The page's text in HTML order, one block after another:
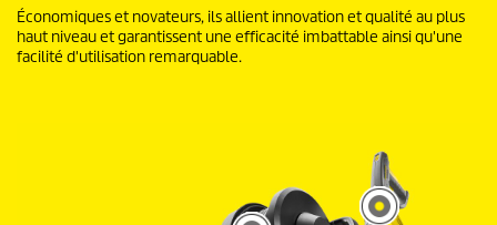
Économiques et novateurs, ils allient innovation et qualité au plus
haut niveau et garantissent une efficacité imbattable ainsi qu'une
facilité d'utilisation remarquable.